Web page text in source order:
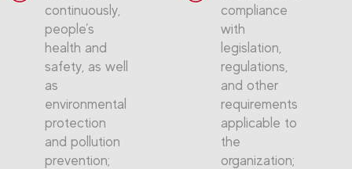
continuously,
people’s
health and
safety, as well
as
environmental
protection
and pollution
prevention;
compliance
with
legislation,
regulations,
and other
requirements
applicable to
the
organization;